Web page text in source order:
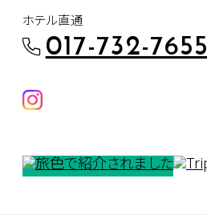
ホテル直通
017-732-7655